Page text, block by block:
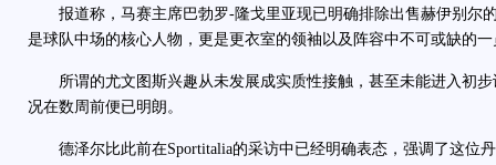
报道称，马赛主席巴勃罗-隆戈里亚现已明确排除出售赫伊别尔
是球队中场的核心人物，更是更衣室的领袖以及阵容中不可或缺的一
所谓的尤文图斯兴趣从未发展成实质性接触，甚至未能进入初步
况在数周前便已明朗。
德泽尔比此前在Sportitalia的采访中已经明确表态，强调了这位